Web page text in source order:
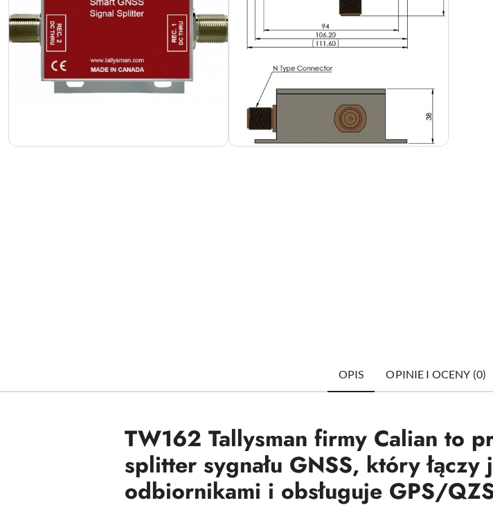
OPIS OPINIE I OCENY (0)
TW162 Tallysman firmy Calian to
splitter sygnału GNSS, który
odbiornikami i obsługuje GPS/